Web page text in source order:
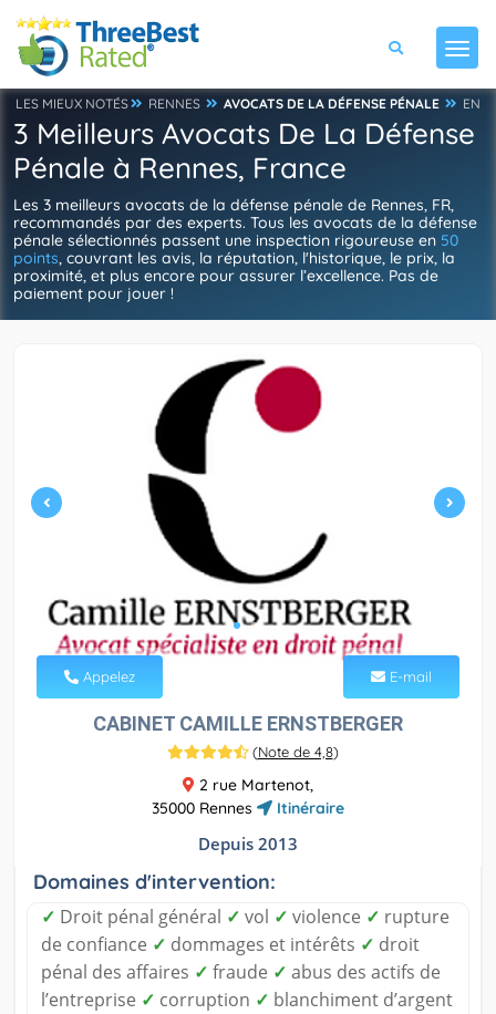
LES MIEUX NOTÉS RENNES AVOCATS DE LA DÉFENSE PÉNALE EN
3 Meilleurs Avocats De La Défense
Pénale à Rennes, France
Les 3 meilleurs avocats de la défense pénale de Rennes, FR,
recommandés par des experts. Tous les avocats de la défense
pénale sélectionnés passent une inspection rigoureuse en 50
points, couvrant les avis, la réputation, l'historique, le prix, la
proximité, et plus encore pour assurer l’excellence. Pas de
paiement pour jouer !
Appelez E-mail
CABINET CAMILLE ERNSTBERGER
(Note de 4,8)
2 rue Martenot,
35000 Rennes
Itinéraire
Depuis 2013
Domaines d'intervention:
✓ Droit pénal général ✓ vol ✓ violence ✓ rupture
de confiance ✓ dommages et intérêts ✓ droit
pénal des affaires ✓ fraude ✓ abus des actifs de
l’entreprise ✓ corruption ✓ blanchiment d’argent